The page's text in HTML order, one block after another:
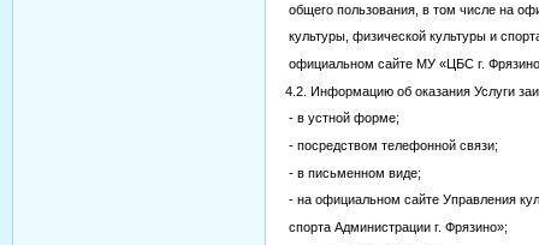
общего пользования, в том числе на
культуры, физической культуры и
официальном сайте МУ «ЦБС г.
4.2. Информацию об оказания Услуги
- в устной форме;
- посредством телефонной связи;
- в письменном виде;
- на официальном сайте Управления
спорта Администрации г. Фрязино»;